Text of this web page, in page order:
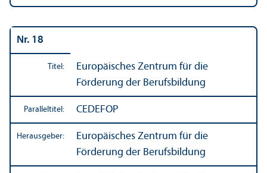
Nr. 18
Titel:
Europäisches Zentrum für die
Förderung der Berufsbildung
Paralleltitel: CEDEFOP
Herausgeber:
Europäisches Zentrum für die
Förderung der Berufsbildung